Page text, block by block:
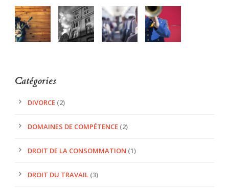
Catégories
DIVORCE (2)
DOMAINES DE COMPÉTENCE (2)
DROIT DE LA CONSOMMATION (1)
DROIT DU TRAVAIL (3)